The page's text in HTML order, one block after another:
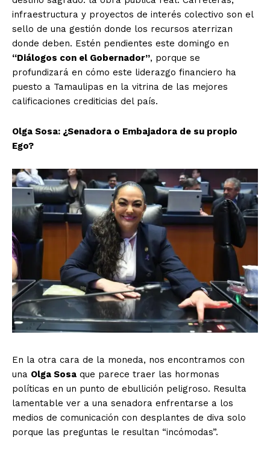
infraestructura y proyectos de interés colectivo son el
sello de una gestión donde los recursos aterrizan
donde deben. Estén pendientes este domingo en
“Diálogos con el Gobernador”, porque se
profundizará en cómo este liderazgo financiero ha
puesto a Tamaulipas en la vitrina de las mejores
calificaciones crediticias del país.
Olga Sosa: ¿Senadora o Embajadora de su propio
Ego?
En la otra cara de la moneda, nos encontramos con
una Olga Sosa que parece traer las hormonas
políticas en un punto de ebullición peligroso. Resulta
lamentable ver a una senadora enfrentarse a los
medios de comunicación con desplantes de diva solo
porque las preguntas le resultan “incómodas”.